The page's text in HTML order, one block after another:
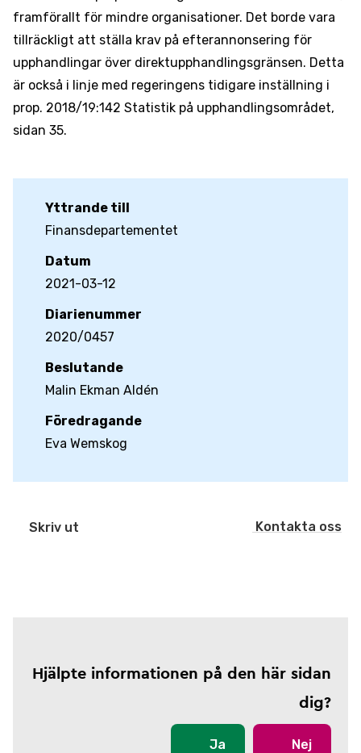
framförallt för mindre organisationer. Det borde vara
tillräckligt att ställa krav på efterannonsering för
upphandlingar över direktupphandlingsgränsen. Detta
är också i linje med regeringens tidigare inställning i
prop. 2018/19:142 Statistik på upphandlingsområdet,
sidan 35.
Yttrande till
Finansdepartementet
Datum
2021-03-12
Diarienummer
2020/0457
Beslutande
Malin Ekman Aldén
Föredragande
Eva Wemskog
Skriv ut Kontakta oss
Hjälpte informationen på den här sidan
dig?
Ja Nej